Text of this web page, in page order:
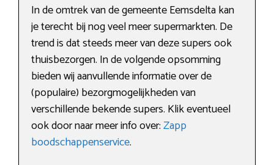
In de omtrek van de gemeente Eemsdelta kan
je terecht bij nog veel meer supermarkten. De
trend is dat steeds meer van deze supers ook
thuisbezorgen. In de volgende opsomming
bieden wij aanvullende informatie over de
(populaire) bezorgmogelijkheden van
verschillende bekende supers. Klik eventueel
ook door naar meer info over:Zapp
boodschappenservice.